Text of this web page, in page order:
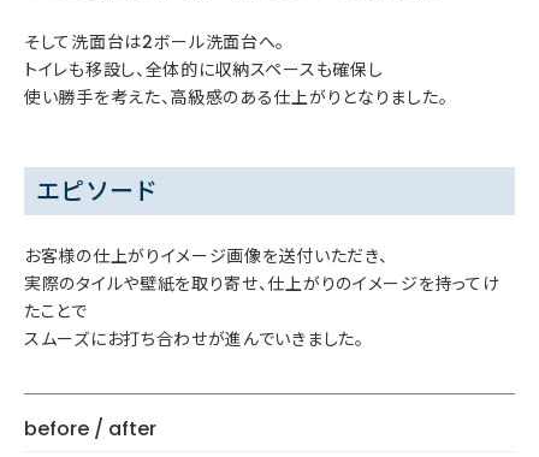
そして洗面台は2ボール洗面台へ。
トイレも移設し、全体的に収納スペースも確保し
使い勝手を考えた、高級感のある仕上がりとなりました。
エピソード
お客様の仕上がりイメージ画像を送付いただき、
実際のタイルや壁紙を取り寄せ、仕上がりのイメージを持ってけ
たことで
スムーズにお打ち合わせが進んでいきました。
before / after